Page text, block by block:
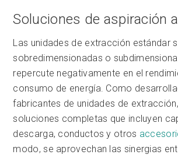
Soluciones de aspiración
Las unidades de extracción estándar
sobredimensionadas o
repercute negativamente en el
consumo de energía. Como
fabricantes de unidades de
soluciones completas que incluyen
descarga, conductos y otros
modo, se aprovechan las sinergias